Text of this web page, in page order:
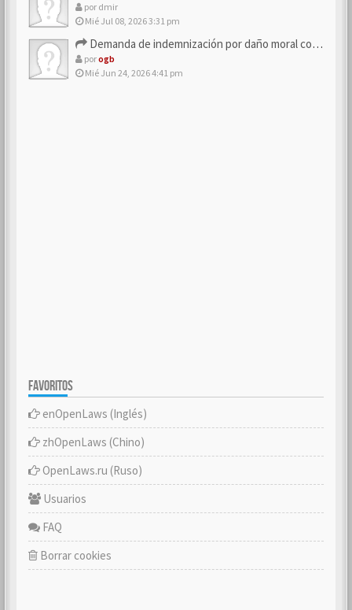
por dmir
Mié Jul 08, 2026 3:31 pm
Demanda de indemnización por daño moral contra la empresa
porogb
Mié Jun 24, 2026 4:41 pm
FAVORITOS
enOpenLaws (Inglés)
zhOpenLaws (Chino)
OpenLaws.ru (Ruso)
Usuarios
FAQ
Borrar cookies